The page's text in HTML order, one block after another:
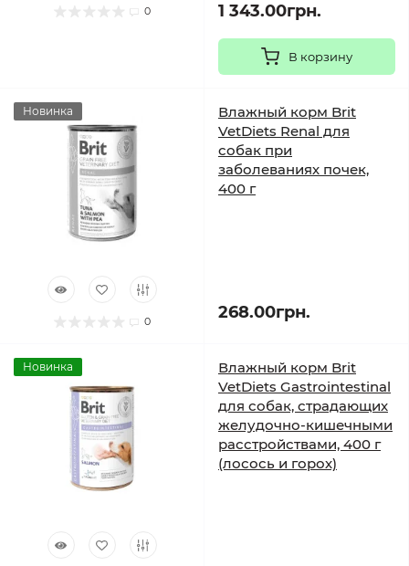
0 1 343.00грн.
В корзину
Новинка
0
Влажный корм Brit
VetDiets Renal для
собак при
заболеваниях почек,
400 г
268.00грн.
Новинка
Влажный корм Brit
VetDiets Gastrointestinal
для собак, страдающих
желудочно-кишечными
расстройствами, 400 г
(лосось и горох)